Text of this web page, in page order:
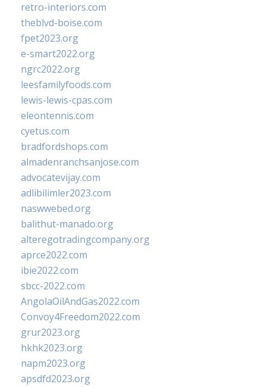
retro-interiors.com
theblvd-boise.com
fpet2023.org
e-smart2022.org
ngrc2022.org
leesfamilyfoods.com
lewis-lewis-cpas.com
eleontennis.com
cyetus.com
bradfordshops.com
almadenranchsanjose.com
advocatevijay.com
adlibilimler2023.com
naswwebed.org
balithut-manado.org
alteregotradingcompany.org
aprce2022.com
ibie2022.com
sbcc-2022.com
AngolaOilAndGas2022.com
Convoy4Freedom2022.com
grur2023.org
hkhk2023.org
napm2023.org
apsdfd2023.org